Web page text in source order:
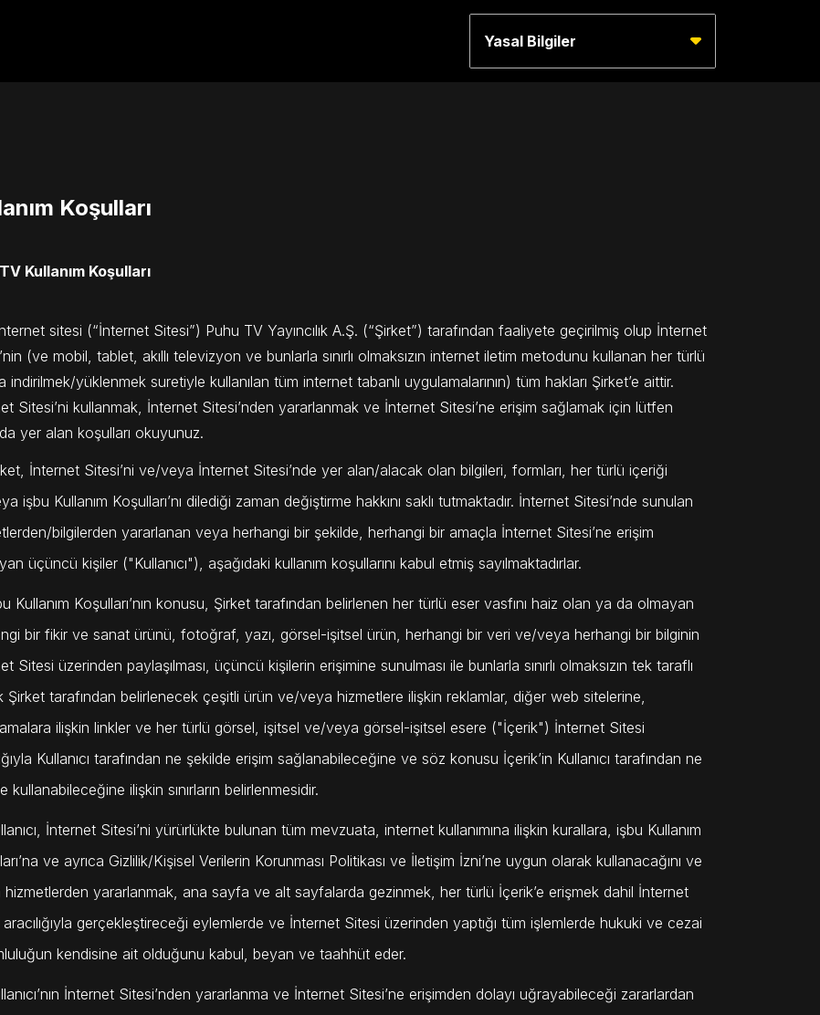
Yasal Bilgiler
Koşulları
Kullanım Koşulları
sitesi (“İnternet Sitesi”) Puhu TV Yayıncılık A.Ş. (“Şirket”) tarafından faaliyete geçirilmiş olup İnternet
(ve mobil, tablet, akıllı televizyon ve bunlarla sınırlı olmaksızın internet iletim metodunu kullanan her türlü
indirilmek/yüklenmek suretiyle kullanılan tüm internet tabanlı uygulamalarının) tüm hakları Şirket’e aittir.
Sitesi’ni kullanmak, İnternet Sitesi’nden yararlanmak ve İnternet Sitesi’ne erişim sağlamak için lütfen
yer alan koşulları okuyunuz.
İnternet Sitesi’ni ve/veya İnternet Sitesi’nde yer alan/alacak olan bilgileri, formları, her türlü içeriği
işbu Kullanım Koşulları’nı dilediği zaman değiştirme hakkını saklı tutmaktadır. İnternet Sitesi’nde sunulan
bilgilerden yararlanan veya herhangi bir şekilde, herhangi bir amaçla İnternet Sitesi’ne erişim
üçüncü kişiler ("Kullanıcı"), aşağıdaki kullanım koşullarını kabul etmiş sayılmaktadırlar.
Kullanım Koşulları’nın konusu, Şirket tarafından belirlenen her türlü eser vasfını haiz olan ya da olmayan
bir fikir ve sanat ürünü, fotoğraf, yazı, görsel-işitsel ürün, herhangi bir veri ve/veya herhangi bir bilginin
Sitesi üzerinden paylaşılması, üçüncü kişilerin erişimine sunulması ile bunlarla sınırlı olmaksızın tek taraflı
Şirket tarafından belirlenecek çeşitli ürün ve/veya hizmetlere ilişkin reklamlar, diğer web sitelerine,
ilişkin linkler ve her türlü görsel, işitsel ve/veya görsel-işitsel esere ("İçerik") İnternet Sitesi
Kullanıcı tarafından ne şekilde erişim sağlanabileceğine ve söz konusu İçerik’in Kullanıcı tarafından ne
kullanabileceğine ilişkin sınırların belirlenmesidir.
İnternet Sitesi’ni yürürlükte bulunan tüm mevzuata, internet kullanımına ilişkin kurallara, işbu Kullanım
ve ayrıca Gizlilik/Kişisel Verilerin Korunması Politikası ve İletişim İzni’ne uygun olarak kullanacağını ve
hizmetlerden yararlanmak, ana sayfa ve alt sayfalarda gezinmek, her türlü İçerik’e erişmek dahil İnternet
gerçekleştireceği eylemlerde ve İnternet Sitesi üzerinden yaptığı tüm işlemlerde hukuki ve cezai
kendisine ait olduğunu kabul, beyan ve taahhüt eder.
İnternet Sitesi’nden yararlanma ve İnternet Sitesi’ne erişimden dolayı uğrayabileceği zararlardan